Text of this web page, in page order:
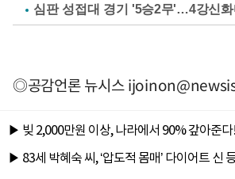
심판 성접대 경기 '5승2무'…4강신
◎공감언론 뉴시스